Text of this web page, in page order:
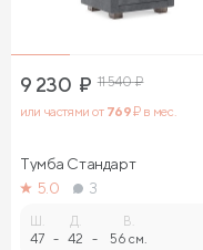
9 230 ₽ 11 540₽
или частями от 769₽ в мес.
Тумба Стандарт
5.0
3
Ш.
47 -
Д.
42 -
В.
56 см.